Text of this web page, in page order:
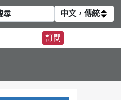
中文，傳統
訂閱